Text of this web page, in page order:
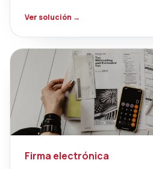
Ver solución →
Firma electrónica